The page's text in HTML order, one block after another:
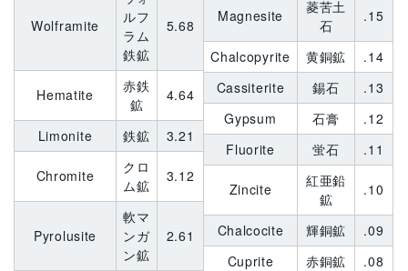
Wolframite
ルフ
ラム
鉄鉱
5.68
Hematite
赤鉄
鉱
4.64
Limonite 鉄鉱 3.21
Chromite
クロ
ム鉱
3.12
Pyrolusite
軟マ
ンガ
ン鉱
2.61
Magnesite
菱苦土
石
.15
Chalcopyrite 黄銅鉱
.14
Cassiterite
錫石
.13
Gypsum
石膏
.12
Fluorite
蛍石 .11
Zincite
紅亜鉛
鉱
.10
Chalcocite 輝銅鉱
.09
Cuprite
赤銅鉱
.08